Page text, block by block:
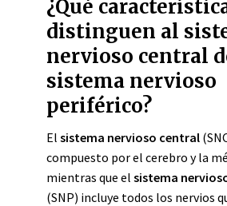
¿Qué
distinguen al
nervioso central
sistema nervioso
periférico?
El sistema nervioso central
compuesto por el cerebro y la
mientras que el sistema
(SNP) incluye todos los nervios